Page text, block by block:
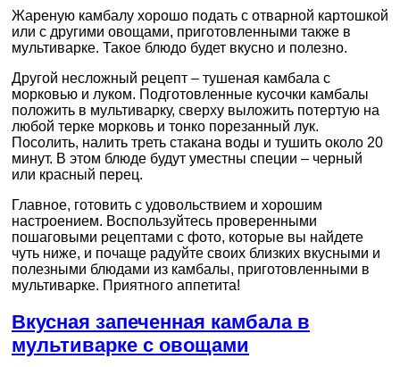
Жареную камбалу хорошо подать с отварной картошкой
или с другими овощами, приготовленными также в
мультиварке. Такое блюдо будет вкусно и полезно.
Другой несложный рецепт – тушеная камбала с
морковью и луком. Подготовленные кусочки камбалы
положить в мультиварку, сверху выложить потертую на
любой терке морковь и тонко порезанный лук.
Посолить, налить треть стакана воды и тушить около 20
минут. В этом блюде будут уместны специи – черный
или красный перец.
Главное, готовить с удовольствием и хорошим
настроением. Воспользуйтесь проверенными
пошаговыми рецептами с фото, которые вы найдете
чуть ниже, и почаще радуйте своих близких вкусными и
полезными блюдами из камбалы, приготовленными в
мультиварке. Приятного аппетита!
Вкусная запеченная камбала в
мультиварке с овощами